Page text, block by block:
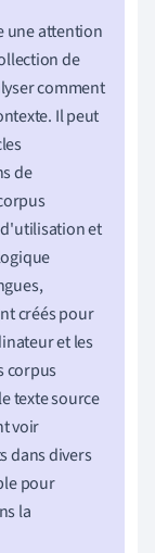
une attention
de
comment
Il peut
de
d'utilisation et
créés pour
et les
corpus
texte source
voir
dans divers
pour
la